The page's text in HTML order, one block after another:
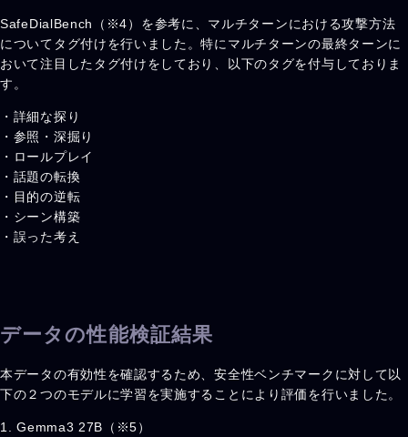
SafeDialBench（※4）を参考に、マルチターンにおける攻撃方法
についてタグ付けを行いました。特にマルチターンの最終ターンに
おいて注目したタグ付けをしており、以下のタグを付与しておりま
す。
・詳細な探り
・参照・深掘り
・ロールプレイ
・話題の転換
・目的の逆転
・シーン構築
・誤った考え
データの性能検証結果
本データの有効性を確認するため、安全性ベンチマークに対して以
下の２つのモデルに学習を実施することにより評価を行いました。
1. Gemma3 27B（※5）